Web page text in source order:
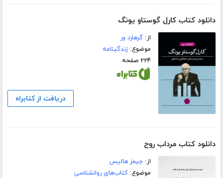
دانلود کتاب کارل گوستاو یونگ
از:گرهارد ور
موضوع:زندگینامه
۲۲۴ صفحه
دریافت از کتابراه
دانلود کتاب مرداب روح
از:جیمز هالیس
موضوع:کتاب‌های روانشناسی